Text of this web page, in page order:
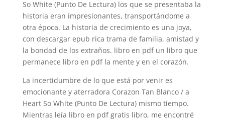
So White (Punto De Lectura) los que se presentaba la
historia eran impresionantes, transportándome a
otra época. La historia de crecimiento es una joya,
con descargar epub rica trama de familia, amistad y
la bondad de los extraños. libro en pdf un libro que
permanece libro en pdf la mente y en el corazón.
La incertidumbre de lo que está por venir es
emocionante y aterradora Corazon Tan Blanco / a
Heart So White (Punto De Lectura) mismo tiempo.
Mientras leía libro en pdf gratis libro, me encontré